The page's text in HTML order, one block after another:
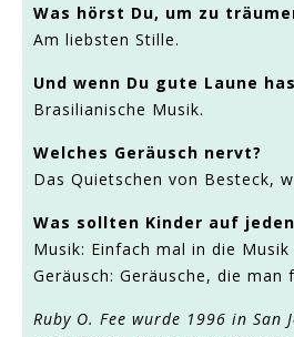
Was hörst Du, um zu
Am liebsten Stille.
Und wenn Du gute Laune
Brasilianische Musik.
Welches Geräusch nervt?
Das Quietschen von Besteck,
Was sollten Kinder auf
Musik: Einfach mal in die
Geräusch: Geräusche, die
Ruby O. Fee wurde 1996 in